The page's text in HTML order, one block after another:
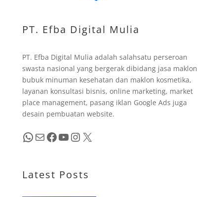
PT. Efba Digital Mulia
PT. Efba Digital Mulia adalah salahsatu perseroan
swasta nasional yang bergerak dibidang jasa maklon
bubuk minuman kesehatan dan maklon kosmetika,
layanan konsultasi bisnis, online marketing, market
place management, pasang iklan Google Ads juga
desain pembuatan website.
WhatsApp Mail Facebook YouTube InstagramX
Latest Posts